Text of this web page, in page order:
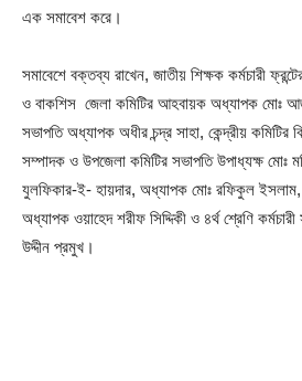
এক সমাবেশ করে।
সমাবেশে বক্তব্য রাখেন, জাতীয় শিক্ষক কর্মচারী
ও বাকশিস জেলা কমিটির আহবায়ক অধ্যাপক মোঃ
সভাপতি অধ্যাপক অধীর চন্দ্র সাহা, কেন্দ্রীয় কমিটির
সম্পাদক ও উপজেলা কমিটির সভাপতি উপাধ্যক্ষ মোঃ
যুলফিকার-ই- হায়দার, অধ্যাপক মোঃ রফিকুল
অধ্যাপক ওয়াহেদ শরীফ সিদ্দিকী ও ৪র্থ শ্রেণি
উদ্দীন প্রমুখ।